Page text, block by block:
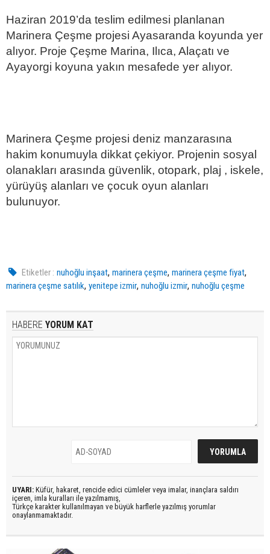
Haziran 2019’da teslim edilmesi planlanan
Marinera Çeşme projesi Ayasaranda koyunda yer
alıyor. Proje Çeşme Marina, Ilıca, Alaçatı ve
Ayayorgi koyuna yakın mesafede yer alıyor.
Marinera Çeşme projesi deniz manzarasına
hakim konumuyla dikkat çekiyor. Projenin sosyal
olanakları arasında güvenlik, otopark, plaj , iskele,
yürüyüş alanları ve çocuk oyun alanları
bulunuyor.
Etiketler : nuhoğlu inşaat,marinera çeşme,marinera çeşme fiyat,
marinera çeşme satılık, yenitepe izmir, nuhoğlu izmir, nuhoğlu çeşme
HABERE YORUM KAT
UYARI: Küfür, hakaret, rencide edici cümleler veya imalar, inançlara saldırı
içeren, imla kuralları ile yazılmamış,
Türkçe karakter kullanılmayan ve büyük harflerle yazılmış yorumlar
onaylanmamaktadır.